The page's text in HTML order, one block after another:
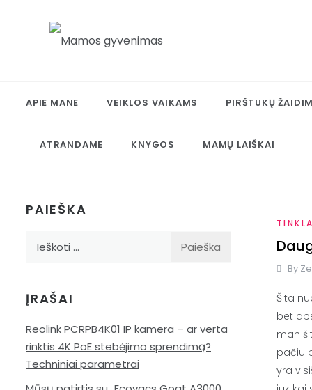
APIE MANE VEIKLOS VAIKAMS PIRŠTUKŲ
ATRANDAME KNYGOS MAMŲ LAIŠKAI
By
Šita
bet
man
pačiu
yra
PAIEŠKA
ĮRAŠAI
Reolink PCRPB4K01 IP kamera – ar verta
rinktis 4K PoE stebėjimo sprendimą?
Techniniai parametrai